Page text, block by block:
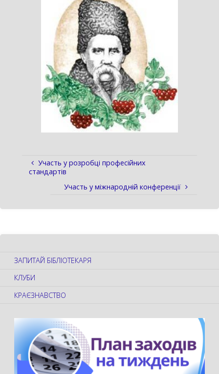
Участь у розробці професійних
стандартів
Участь у міжнародній конференції
ЗАПИТАЙ БІБЛІОТЕКАРЯ
КЛУБИ
КРАЄЗНАВСТВО